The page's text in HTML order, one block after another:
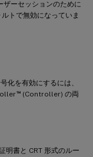
ザーセッションのために
トで無効になっていま
化を有効にするには、
™(Controller) の両
明書と CRT 形式のルー